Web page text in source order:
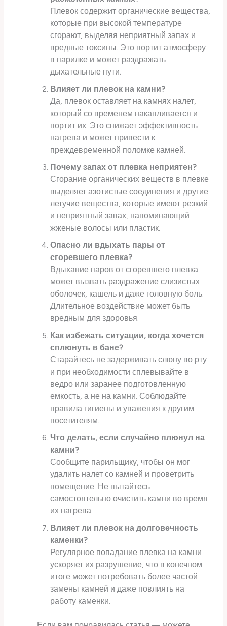
Плевок содержит органические вещества,
которые при высокой температуре
сгорают, выделяя неприятный запах и
вредные токсины. Это портит атмосферу
в парилке и может раздражать
дыхательные пути.
Влияет ли плевок на камни?
Да, плевок оставляет на камнях налет,
который со временем накапливается и
портит их. Это снижает эффективность
нагрева и может привести к
преждевременной поломке камней.
Почему запах от плевка неприятен?
Сгорание органических веществ в плевке
выделяет азотистые соединения и другие
летучие вещества, которые имеют резкий
и неприятный запах, напоминающий
жженые волосы или пластик.
Опасно ли вдыхать пары от
сгоревшего плевка?
Вдыхание паров от сгоревшего плевка
может вызвать раздражение слизистых
оболочек, кашель и даже головную боль.
Длительное воздействие может быть
вредным для здоровья.
Как избежать ситуации, когда хочется
сплюнуть в бане?
Старайтесь не задерживать слюну во рту
и при необходимости сплевывайте в
ведро или заранее подготовленную
емкость, а не на камни. Соблюдайте
правила гигиены и уважения к другим
посетителям.
Что делать, если случайно плюнул на
камни?
Сообщите парильщику, чтобы он мог
удалить налет со камней и проветрить
помещение. Не пытайтесь
самостоятельно очистить камни во время
их нагрева.
Влияет ли плевок на долговечность
каменки?
Регулярное попадание плевка на камни
ускоряет их разрушение, что в конечном
итоге может потребовать более частой
замены камней и даже повлиять на
работу каменки.